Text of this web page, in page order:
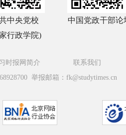
中央党校
行政学院)
中国党政干部论
时报网简介
联系我们
举报邮箱：fk@studytimes.cn